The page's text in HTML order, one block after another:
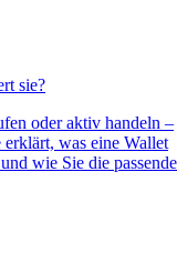
sie?
oder aktiv handeln –
was eine Wallet
wie Sie die passende